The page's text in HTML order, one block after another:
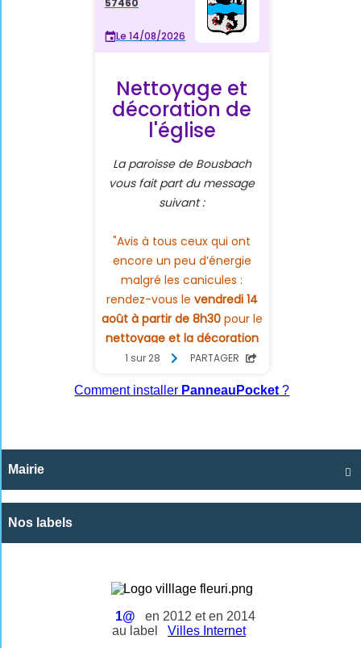
Comment installer PanneauPocket ?

Mairie
Nos labels
1@
en 2012 et en 2014
au label
Villes Internet